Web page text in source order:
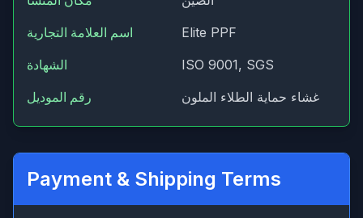
اسم العلامة التجارية
Elite PPF
الشهادة
ISO 9001, SGS
رقم الموديل
غشاء حماية الطلاء الملون
Payment & Shipping Terms